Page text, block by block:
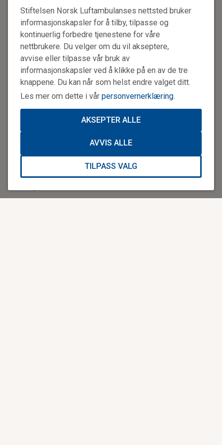
Stiftelsen Norsk Luftambulanses nettsted bruker
informasjonskapsler for å tilby, tilpasse og
kontinuerlig forbedre tjenestene for våre
nettbrukere. Du velger om du vil akseptere,
avvise eller tilpasse vår bruk av
informasjonskapsler ved å klikke på en av de tre
knappene. Du kan når som helst endre valget ditt.
Les mer om dette i vår personvernerklæring.
AKSEPTER ALLE
AVVIS ALLE
TILPASS VALG
være rustet til å kunne takle dette ansvaret, sier medisinsk
rådgiver Pål Madsen i Luftambulansetjenesten HF.
Samarbeid på tvers
Etter initiativ fra Luftambulansetjenesten HF, leder
Stiftelsen Norsk Luftambulanse arbeidet med å utvikle et
grunnleggende kursopplegg i flymedisin sammen med
luftambulanseavdelingen ved Oslo universitetssykehus,
Babcock Scandinavian AirAmbulance AS (operatør på
ambulanseflyene), Forsvarets sanitet (som også frakter
pasienter i fly og helikopter) og NAKOS (Nasjonal
kompetansetjeneste for prehospital akuttmedisin).
– Kurset er myntet på alt luftambulansepersonell som
deltar i pasientbehandling, i hovedsak flysykepleiere,
luftambulanseleger og redningsmenn, opplyser fagutvikler